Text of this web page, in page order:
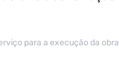
para a execução da obra